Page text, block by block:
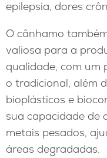
epilepsia, dores
O cânhamo
valiosa para a
qualidade, com um
o tradicional, além
bioplásticos e
sua capacidade de
metais pesados,
áreas degradadas.